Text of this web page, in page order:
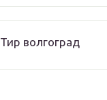
Тир волгоград